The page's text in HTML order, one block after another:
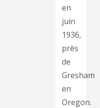
en
juin
1936,
près
de
Gresham
en
Oregon.